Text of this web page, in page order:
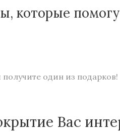
которые
один из подарков!
Вас